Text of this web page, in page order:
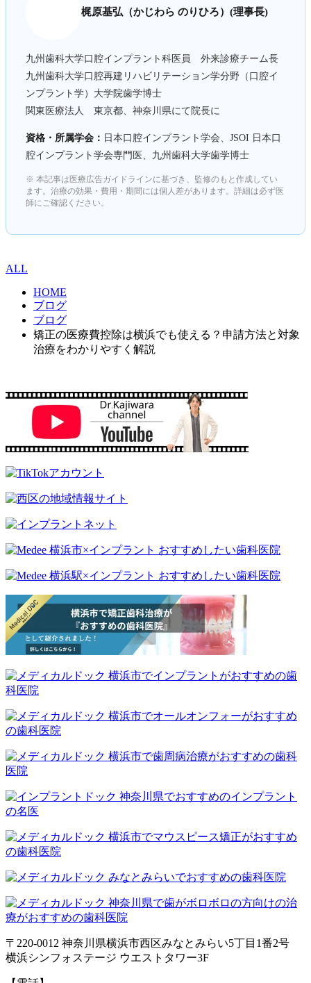
梶原基弘（かじわら のりひろ）(理事長)
九州歯科大学口腔インプラント科医員 外来診療チーム長
九州歯科大学口腔再建リハビリテーション学分野（口腔イ
ンプラント学）大学院歯学博士
関東医療法人 東京都、神奈川県にて院長に
資格・所属学会： 日本口腔インプラント学会、JSOI 日本口
腔インプラント学会専門医、九州歯科大学歯学博士
※ 本記事は医療広告ガイドラインに基づき、監修のもと作成してい
ます。治療の効果・費用・期間には個人差があります。詳細は必ず医
師にご確認ください。
ALL
HOME
ブログ
ブログ
矯正の医療費控除は横浜でも使える？申請方法と対象
治療をわかりやすく解説
〒220-0012 神奈川県横浜市西区みなとみらい5丁目1番2号
横浜シンフォステージ ウエストタワー3F